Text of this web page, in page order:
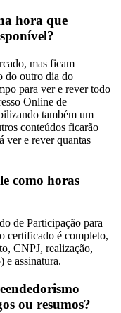
hora que
mas ficam
do outro dia do
para ver e rever todo
Online de
também um
conteúdos ficarão
ver e rever quantas
como horas
de Participação para
certificado é completo,
CNPJ, realização,
e assinatura.
ou resumos?